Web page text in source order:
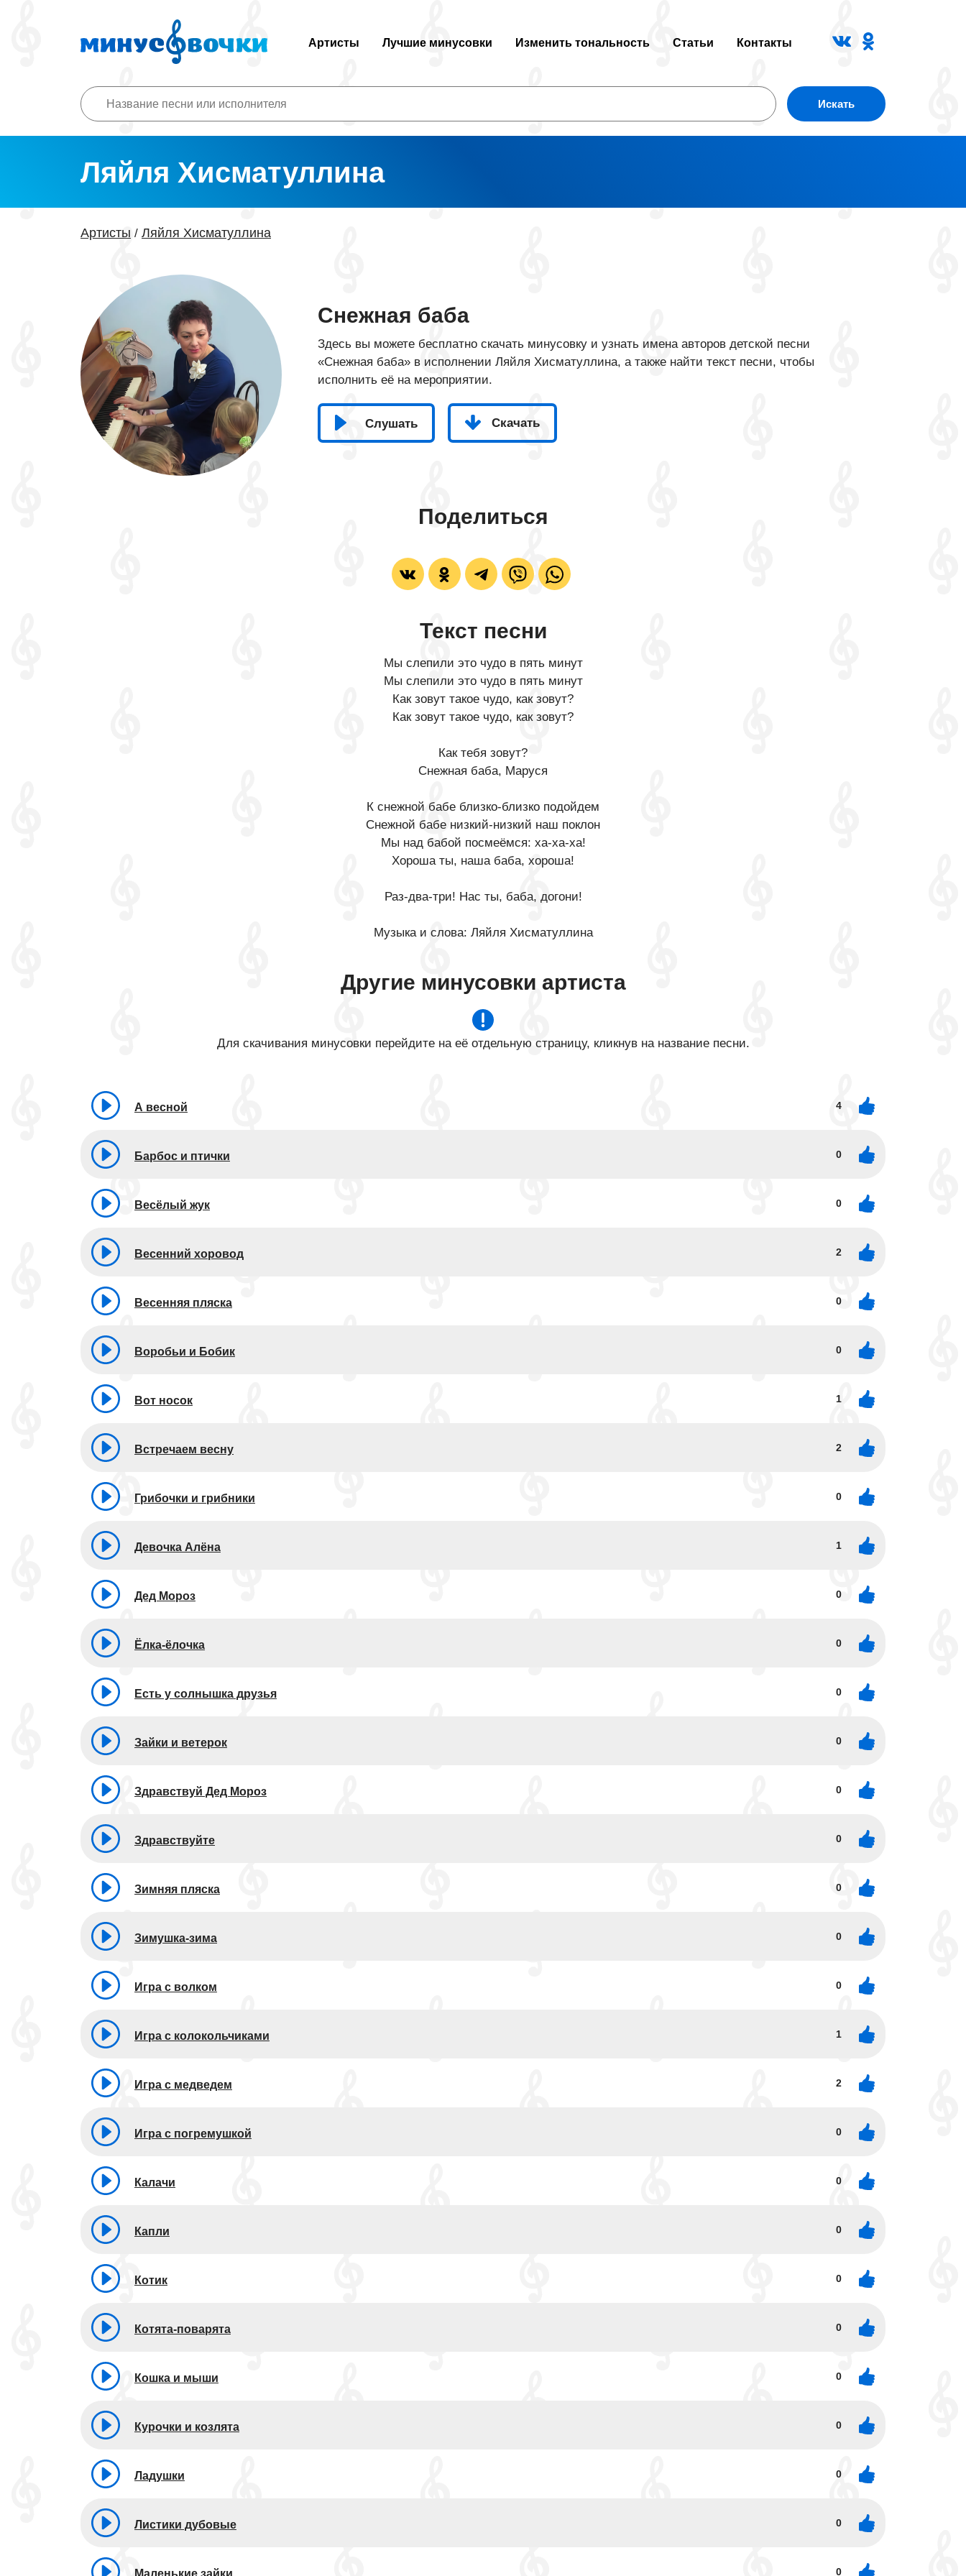
Артисты Лучшие минусовки Изменить тональность Статьи Контакты
Искать
Ляйля Хисматуллина
Артисты / Ляйля Хисматуллина
Снежная баба
Здесь вы можете бесплатно скачать минусовку и узнать имена авторов детской песни
«Снежная баба» в исполнении Ляйля Хисматуллина, а также найти текст песни, чтобы
исполнить её на мероприятии.
Слушать Скачать
Поделиться
Текст песни
Мы слепили это чудо в пять минут
Мы слепили это чудо в пять минут
Как зовут такое чудо, как зовут?
Как зовут такое чудо, как зовут?
Как тебя зовут?
Снежная баба, Маруся
К снежной бабе близко-близко подойдем
Снежной бабе низкий-низкий наш поклон
Мы над бабой посмеёмся: ха-ха-ха!
Хороша ты, наша баба, хороша!
Раз-два-три! Нас ты, баба, догони!
Музыка и слова: Ляйля Хисматуллина
Другие минусовки артиста
Для скачивания минусовки перейдите на её отдельную страницу, кликнув на название песни.
А весной 4
Барбос и птички 0
Весёлый жук 0
Весенний хоровод 2
Весенняя пляска 0
Воробьи и Бобик 0
Вот носок 1
Встречаем весну 2
Грибочки и грибники 0
Девочка Алёна 1
Дед Мороз 0
Ёлка-ёлочка 0
Есть у солнышка друзья 0
Зайки и ветерок 0
Здравствуй Дед Мороз 0
Здравствуйте 0
Зимняя пляска 0
Зимушка-зима 0
Игра с волком 0
Игра с колокольчиками 1
Игра с медведем 2
Игра с погремушкой 0
Калачи 0
Капли 0
Котик 0
Котята-поварята 0
Кошка и мыши 0
Курочки и козлята 0
Ладушки 0
Листики дубовые 0
Маленькие зайки 0